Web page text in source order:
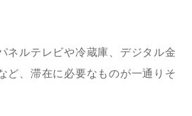
ネルテレビや冷蔵庫、デジタル金
ど、滞在に必要なものが一通りそ